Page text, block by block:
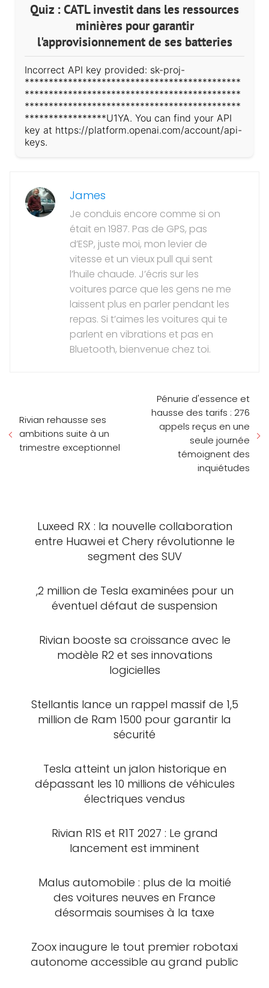
Quiz : CATL investit dans les ressources
minières pour garantir
l'approvisionnement de ses batteries
Incorrect API key provided: sk-proj-
*********************************************
*********************************************
*********************************************
*****************U1YA. You can find your API
key at https://platform.openai.com/account/api-
keys.
James
Je conduis encore comme si on
était en 1987. Pas de GPS, pas
d’ESP, juste moi, mon levier de
vitesse et un vieux pull qui sent
l’huile chaude. J’écris sur les
voitures parce que les gens ne me
laissent plus en parler pendant les
repas. Si t’aimes les voitures qui te
parlent en vibrations et pas en
Bluetooth, bienvenue chez toi.
Rivian rehausse ses
ambitions suite à un
trimestre exceptionnel
Pénurie d'essence et
hausse des tarifs : 276
appels reçus en une
seule journée
témoignent des
inquiétudes
Luxeed RX : la nouvelle collaboration
entre Huawei et Chery révolutionne le
segment des SUV
,2 million de Tesla examinées pour un
éventuel défaut de suspension
Rivian booste sa croissance avec le
modèle R2 et ses innovations
logicielles
Stellantis lance un rappel massif de 1,5
million de Ram 1500 pour garantir la
sécurité
Tesla atteint un jalon historique en
dépassant les 10 millions de véhicules
électriques vendus
Rivian R1S et R1T 2027 : Le grand
lancement est imminent
Malus automobile : plus de la moitié
des voitures neuves en France
désormais soumises à la taxe
Zoox inaugure le tout premier robotaxi
autonome accessible au grand public